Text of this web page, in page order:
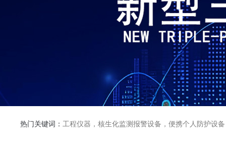
热门关键词： 工程仪器，核生化监测报警设备，便携个人防护设